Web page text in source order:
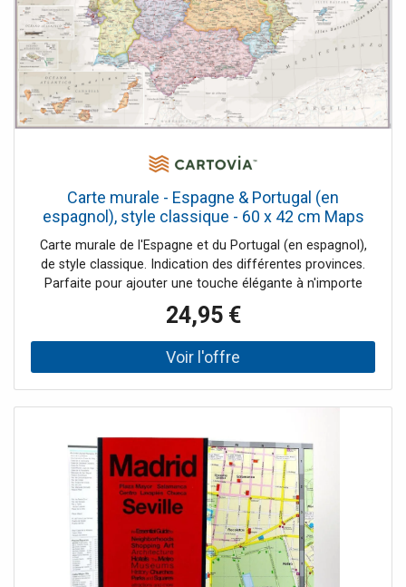
Carte murale - Espagne & Portugal (en
espagnol), style classique - 60 x 42 cm Maps
International
Carte murale de l'Espagne et du Portugal (en espagnol),
de style classique. Indication des différentes provinces.
Parfaite pour ajouter une touche élégante à n'importe
quelle pièce, que ce soit à la maison ou au bureau. Cette
carte est imprimée sur un papier de 170 g/m² enduit d'un
matériau de soie lisse, alliant résistance et durabilité.
24,95 €